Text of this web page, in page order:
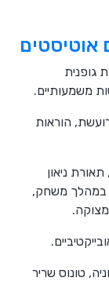
אוטיסטים
גופנית
משמעותיים.
הוראות
ניאון
במהלך משחק,
טונוס שריר